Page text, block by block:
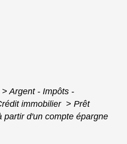
> Argent - Impôts -
immobilier > Prêt
partir d'un compte épargne